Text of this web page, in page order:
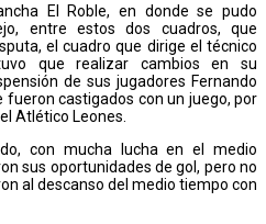
El Roble, en donde se pudo
entre estos dos cuadros, que
el cuadro que dirige el técnico
que realizar cambios en su
de sus jugadores Fernando
fueron castigados con un juego, por
Atlético Leones.
con mucha lucha en el medio
sus oportunidades de gol, pero no
al descanso del medio tiempo con